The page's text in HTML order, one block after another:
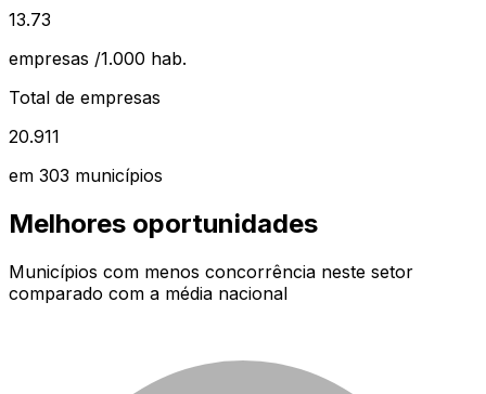
13.73
empresas /1.000 hab.
Total de empresas
20.911
em 303 municípios
Melhores oportunidades
Municípios com menos concorrência neste setor
comparado com a média nacional